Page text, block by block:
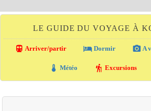
LE GUIDE DU VOYAGE À
directions_transit Arriver/partir local_hotel Dormir photo_camera A
thermostat Météo hiking Excursions